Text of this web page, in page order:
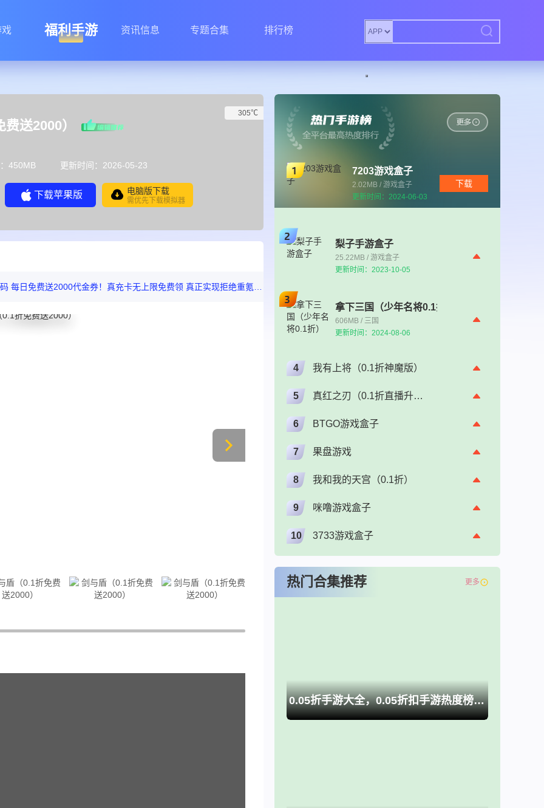
戏 福利手游 资讯信息 专题合集 排行榜
送2000）
450MB 更新时间：2026-05-23
下载苹果版 电脑版下载
需优先下载模拟器
305℃
戏内置智能放置系统 挂机即可坐拥海量资源 即使离线也能持续变强！游戏开服即可体验超越神魔的魂将卡池 阵营随便换 让你开局即巅峰！ 《剑与盾》融合了经典三国与放置卡牌精髓 名将荟萃、策略百变 无需爆肝 拒绝重氪 指尖一点 成就你的三国英雄梦！
7203游戏盒子
2.02MB / 游戏盒子
更新时间：2024-06-03
下载
梨子手游盒子
25.22MB / 游戏盒子
更新时间：2023-10-05
拿下三国（少年名将0.1折）
606MB / 三国
更新时间：2024-08-06
4 我有上将（0.1折神魔版）
5 真红之刃（0.1折直播升级版）（奇迹）
6 BTGO游戏盒子
7 果盘游戏
8 我和我的天宫（0.1折）
9 咪噜游戏盒子
10 3733游戏盒子
热门合集推荐 更多
0.05折手游大全，0.05折扣手游热度榜推荐